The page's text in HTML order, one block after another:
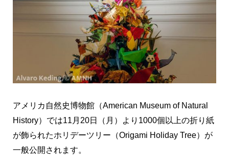
アメリカ自然史博物館（American Museum of Natural
History）では11月20日（月）より1000個以上の折り紙
が飾られたホリデーツリー（Origami Holiday Tree）が
一般公開されます。